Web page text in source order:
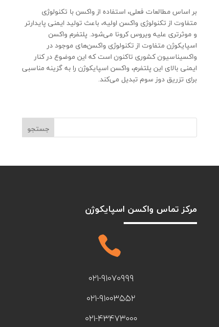
بر اساس مطالعات فعلی، استفاده از واکسن با تکنولوژی
متفاوت از تکنولوژی واکسن اولیه، باعث تولید ایمنی پایدارتر
و موثرتری علیه ویروس کرونا می‌شود. پلتفرم واکسن
اسپایکوژن متفاوت از تکنولوژی واکسن‌های موجود در
واکسیناسیون کشوری تاکنون است که این موضوع در کنار
ایمنی بالای این پلتفرم، واکسن اسپایکوژن را به گزینه مناسبی
برای تزریق دوز سوم تبدیل می‌کند.
مرکز تماس واکسن اسپایکوژن

۰۲۱-۹۱۰۷۰۹۹۹
۰۲۱-۹۱۰۰۳۵۵۲
۰۲۱-۴۳۴۷۳۰۰۰